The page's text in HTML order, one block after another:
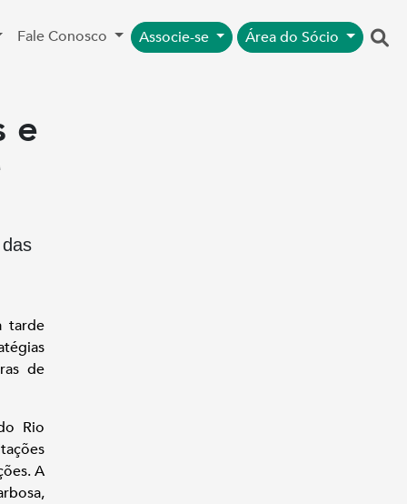
Fale Conosco Associe-se Área do Sócio
e
tarde
de
Rio
A